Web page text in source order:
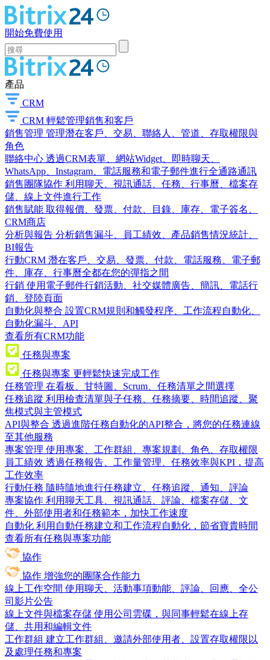
開始免費使用
產品
CRM
CRM 輕鬆管理銷售和客戶
銷售管理 管理潛在客戶、交易、聯絡人、管道、存取權限與
角色
聯絡中心 透過CRM表單、網站Widget、即時聊天、
WhatsApp、Instagram、電話服務和電子郵件進行全通路通訊
銷售團隊協作 利用聊天、視訊通話、任務、行事曆、檔案存
儲、線上文件進行工作
銷售賦能 取得報價、發票、付款、目錄、庫存、電子簽名、
CRM商店
分析與報告 分析銷售漏斗、員工績效、產品銷售情況統計、
BI報告
行動CRM 潛在客戶、交易、發票、付款、電話服務、電子郵
件、庫存、行事曆全都在您的彈指之間
行銷 使用電子郵件行銷活動、社交媒體廣告、簡訊、電話行
銷、登陸頁面
自動化與整合 設置CRM規則和觸發程序、工作流程自動化、
自動化漏斗、API
查看所有CRM功能
任務與專案
任務與專案 更輕鬆快速完成工作
任務管理 在看板、甘特圖、Scrum、任務清單之間選擇
任務追蹤 利用檢查清單與子任務、任務摘要、時間追蹤、聚
焦模式與主管模式
API與整合 透過進階任務自動化的API整合，將您的任務連線
至其他服務
專案管理 使用專案、工作群組、專案規劃、角色、存取權限
員工績效 透過任務報告、工作量管理、任務效率與KPI，提高
工作效率
行動任務 隨時隨地進行任務建立、任務追蹤、通知、評論
專案協作 利用聊天工具、視訊通話、評論、檔案存儲、文
件、外部使用者和任務範本，加快工作速度
自動化 利用自動任務建立和工作流程自動化，節省寶貴時間
查看所有任務與專案功能
協作
協作 增強您的團隊合作能力
線上工作空間 使用聊天、活動事項動能、評論、回應、全公
司影片公告
線上文件與檔案存儲 使用公司雲碟，與同事輕鬆在線上存
儲、共用和編輯文件
工作群組 建立工作群組、邀請外部使用者、設置存取權限以
及處理任務和專案